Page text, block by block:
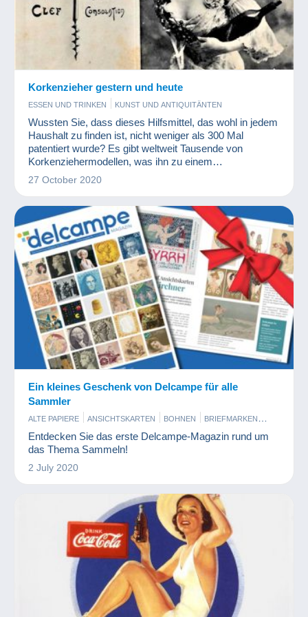
Korkenzieher gestern und heute
ESSEN UND TRINKEN KUNST UND ANTIQUITÄNTEN
Wussten Sie, dass dieses Hilfsmittel, das wohl in jedem
Haushalt zu finden ist, nicht weniger als 300 Mal
patentiert wurde? Es gibt weltweit Tausende von
Korkenziehermodellen, was ihn zu einem
ausgezeichneten Sammlerstück macht!
27 October 2020
Ein kleines Geschenk von Delcampe für alle
Sammler
ALTE PAPIERE ANSICHTSKARTEN BOHNEN
BRIEFMARKEN
BÜCHER UND ZEITSCHRIFTEN
ENTRIEGELUNGSCHIPS UND MEDAILLEN
MILITARIA
MODERNE SAMMLERKARTEN
MÜNZEN UND BANKNOTEN
MUSIK UND INSTRUMENTE
PARFUM PHOTOGRAPHICA
SCHMUCK
SPIELZEUG SPORT TELEFONKARTEN
WERBUNG
Entdecken Sie das erste Delcampe-Magazin rund um
das Thema Sammeln!
2 July 2020